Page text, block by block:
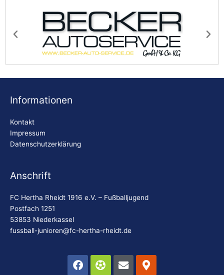
Becker Autoservice
Informationen
Kontakt
Impressum
Datenschutzerklärung
Anschrift
FC Hertha Rheidt 1916 e.V. – Fußballjugend
Postfach 1251
53853 Niederkassel
fussball-junioren@fc-hertha-rheidt.de
Facebook
FutbolEnvelope
Map-
marker-